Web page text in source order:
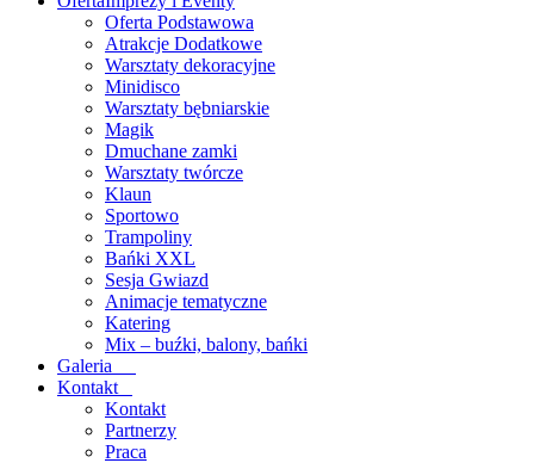
Oferta Podstawowa
Atrakcje Dodatkowe
Warsztaty dekoracyjne
Minidisco
Warsztaty bębniarskie
Magik
Dmuchane zamki
Warsztaty twórcze
Klaun
Sportowo
Trampoliny
Bańki XXL
Sesja Gwiazd
Animacje tematyczne
Katering
Mix – buźki, balony, bańki
Galeria
Kontakt
Kontakt
Partnerzy
Praca